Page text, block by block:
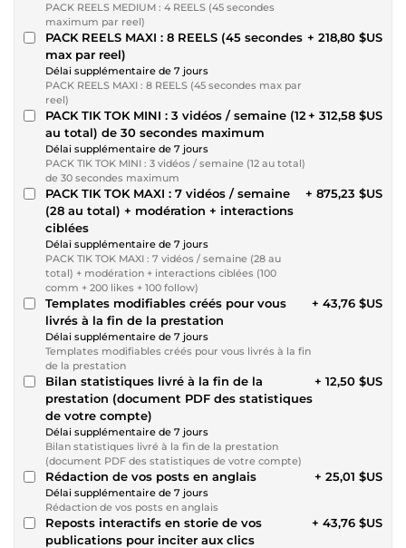
PACK REELS MEDIUM : 4 REELS (45 secondes
maximum par reel)
PACK REELS MAXI : 8 REELS (45 secondes
max par reel)
Délai supplémentaire de 7 jours
PACK REELS MAXI : 8 REELS (45 secondes max par
reel)
+ 218,80 $US
PACK TIK TOK MINI : 3 vidéos / semaine (12
au total) de 30 secondes maximum
Délai supplémentaire de 7 jours
PACK TIK TOK MINI : 3 vidéos / semaine (12 au total)
de 30 secondes maximum
+ 312,58 $US
PACK TIK TOK MAXI : 7 vidéos / semaine
(28 au total) + modération + interactions
ciblées
Délai supplémentaire de 7 jours
PACK TIK TOK MAXI : 7 vidéos / semaine (28 au
total) + modération + interactions ciblées (100
comm + 200 likes + 100 follow)
+ 875,23 $US
Templates modifiables créés pour vous
livrés à la fin de la prestation
Délai supplémentaire de 7 jours
Templates modifiables créés pour vous livrés à la fin
de la prestation
+ 43,76 $US
Bilan statistiques livré à la fin de la
prestation (document PDF des statistiques
de votre compte)
Délai supplémentaire de 7 jours
Bilan statistiques livré à la fin de la prestation
(document PDF des statistiques de votre compte)
+ 12,50 $US
Rédaction de vos posts en anglais
Délai supplémentaire de 7 jours
Rédaction de vos posts en anglais
+ 25,01 $US
Reposts interactifs en storie de vos
publications pour inciter aux clics
+ 43,76 $US